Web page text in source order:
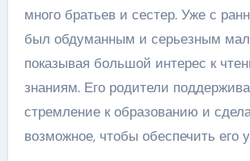
много братьев и сестер. Уже с
был обдуманным и серьезным
показывая большой интерес к
знаниям. Его родители
стремление к образованию и
возможное, чтобы обеспечить его